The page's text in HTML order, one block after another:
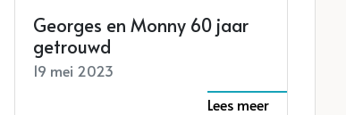
Georges en Monny 60 jaar
getrouwd
19 mei 2023
Lees meer